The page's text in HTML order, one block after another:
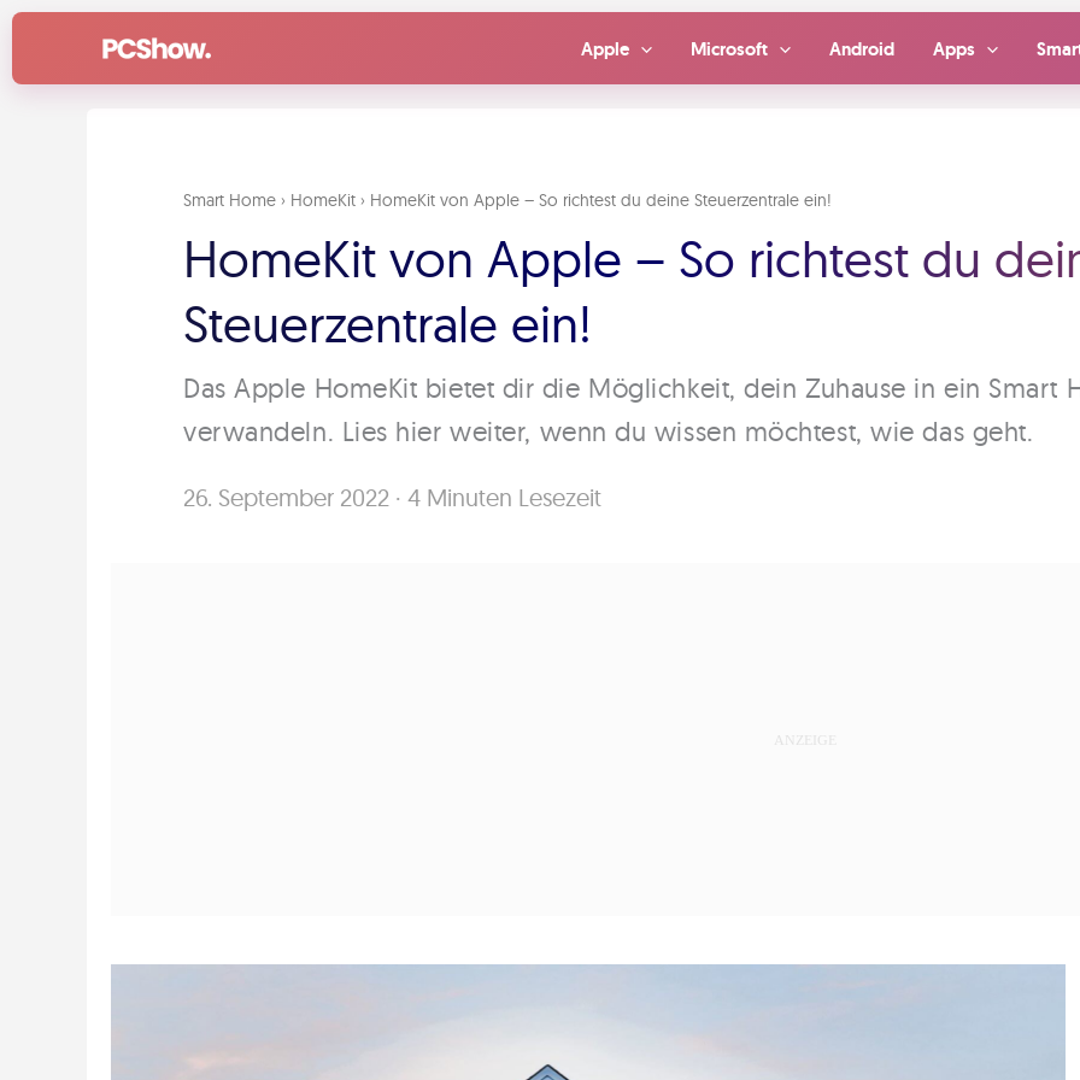
Inhalt
Apple Microsoft Android Apps
Smart Home › HomeKit › HomeKit von Apple – So richtest du deine Steuerzentrale ein!
HomeKit von Apple – So richtest du
Steuerzentrale ein!
Das Apple HomeKit bietet dir die Möglichkeit, dein Zuhause in ein Smart
verwandeln. Lies hier weiter, wenn du wissen möchtest, wie das geht.
26. September 2022 · 4 Minuten Lesezeit